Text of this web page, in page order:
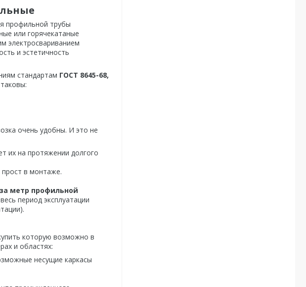
профильной трубы
или горячекатаные
электросвариванием
и эстетичность
стандартам ГОСТ 8645-68,
очень удобны. И это не
их на протяжении долгого
в монтаже.
метр профильной
период эксплуатации
которую возможно в
и областях:
несущие каркасы